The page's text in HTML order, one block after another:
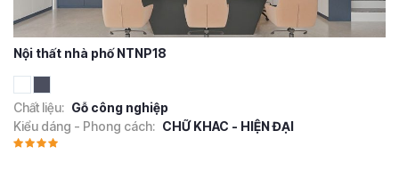
Nội thất nhà phố NTNP18
Chất liệu: Gỗ công nghiệp
Kiểu dáng - Phong cách: CHỮ KHAC - HIỆN ĐẠI